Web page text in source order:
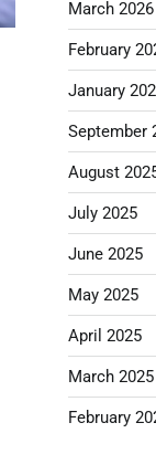
March 2026
February
January
September
August
July 2025
June 2025
May 2025
April 2025
March 2025
February